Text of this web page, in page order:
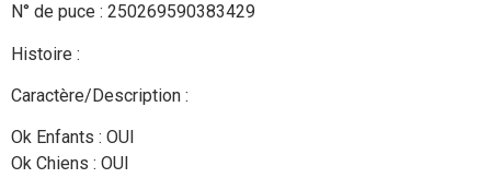
N° de puce : 250269590383429
Histoire :
Caractère/Description :
Ok Enfants : OUI
Ok Chiens : OUI